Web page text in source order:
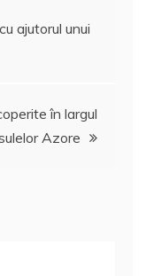
ajutorul unui
în largul
Azore